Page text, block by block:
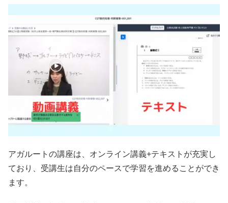
アガルートの講座は、オンライン講義+テキストが充実し
ており、受講生は自分のペースで学習を進めることができ
ます。